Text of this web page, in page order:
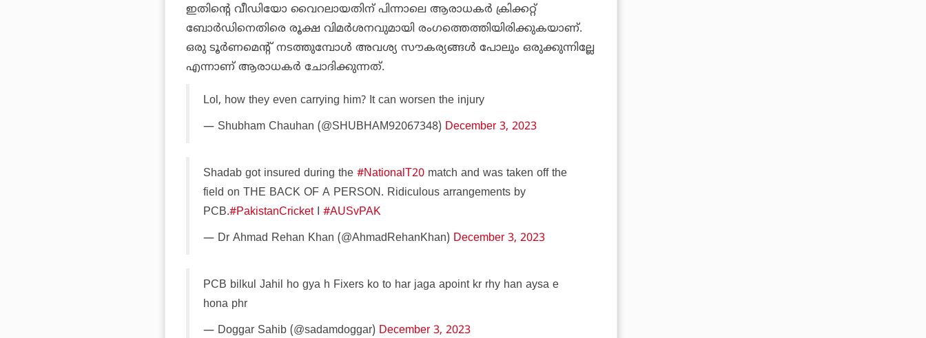
ഇതിന്റെ വീഡിയോ വൈറലായതിന് പിന്നാലെ ആരാധകര്‍ ക്രിക്കറ്റ്
ബോര്‍ഡിനെതിരെ രൂക്ഷ വിമര്‍ശനവുമായി രംഗത്തെത്തിയിരിക്കുകയാണ്.
ഒരു ടൂര്‍ണമെന്റ് നടത്തുമ്പോള്‍ അവശ്യ സൗകര്യങ്ങള്‍ പോലും ഒരുക്കുന്നില്ലേ
എന്നാണ് ആരാധകര്‍ ചോദിക്കുന്നത്.
Lol, how they even carrying him? It can worsen the injury
— Shubham Chauhan (@SHUBHAM92067348) December 3, 2023
Shadab got insured during the #NationalT20 match and was taken off the
field on THE BACK OF A PERSON. Ridiculous arrangements by
PCB.#PakistanCricketI #AUSvPAK
— Dr Ahmad Rehan Khan (@AhmadRehanKhan) December 3, 2023
PCB bilkul Jahil ho gya h Fixers ko to har jaga apoint kr rhy han aysa e
hona phr
— Doggar Sahib (@sadamdoggar) December 3, 2023